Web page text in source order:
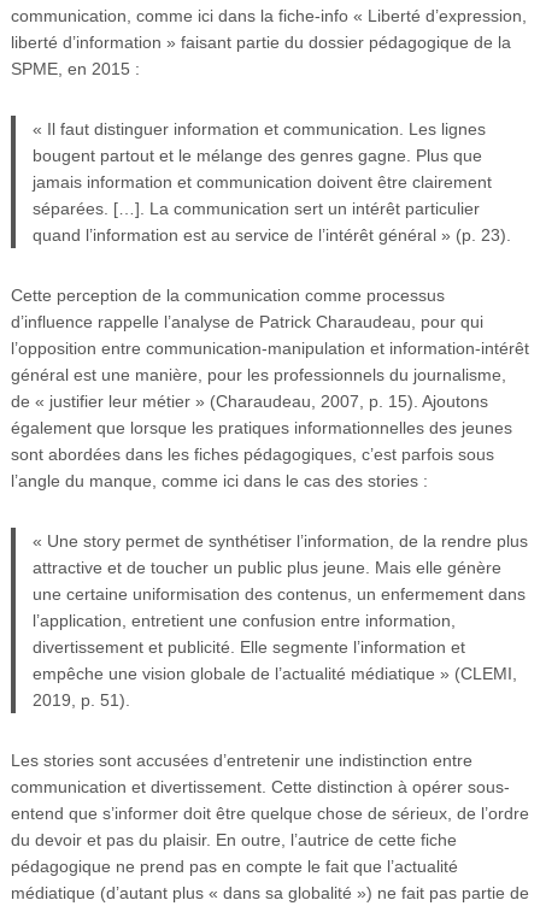
communication, comme ici dans la fiche-info « Liberté d’expression,
liberté d’information » faisant partie du dossier pédagogique de la
SPME, en 2015 :
« Il faut distinguer information et communication. Les lignes
bougent partout et le mélange des genres gagne. Plus que
jamais information et communication doivent être clairement
séparées. […]. La communication sert un intérêt particulier
quand l’information est au service de l’intérêt général » (p. 23).
Cette perception de la communication comme processus
d’influence rappelle l’analyse de Patrick Charaudeau, pour qui
l’opposition entre communication-manipulation et information-intérêt
général est une manière, pour les professionnels du journalisme,
de « justifier leur métier » (Charaudeau, 2007, p. 15). Ajoutons
également que lorsque les pratiques informationnelles des jeunes
sont abordées dans les fiches pédagogiques, c’est parfois sous
l’angle du manque, comme ici dans le cas des stories :
« Une story permet de synthétiser l’information, de la rendre plus
attractive et de toucher un public plus jeune. Mais elle génère
une certaine uniformisation des contenus, un enfermement dans
l’application, entretient une confusion entre information,
divertissement et publicité. Elle segmente l’information et
empêche une vision globale de l’actualité médiatique » (CLEMI,
2019, p. 51).
Les stories sont accusées d’entretenir une indistinction entre
communication et divertissement. Cette distinction à opérer sous-
entend que s’informer doit être quelque chose de sérieux, de l’ordre
du devoir et pas du plaisir. En outre, l’autrice de cette fiche
pédagogique ne prend pas en compte le fait que l’actualité
médiatique (d’autant plus « dans sa globalité ») ne fait pas partie de